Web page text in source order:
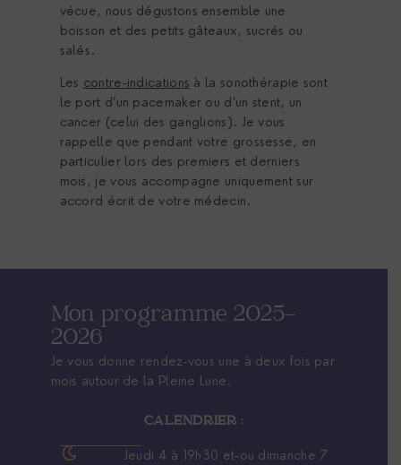
vécue, nous dégustons ensemble une
boisson et des petits gâteaux, sucrés ou
salés.
Les contre-indications à la sonothérapie sont
le port d’un pacemaker ou d’un stent, un
cancer (celui des ganglions). Je vous
rappelle que pendant votre grossesse, en
particulier lors des premiers et derniers
mois, je vous accompagne uniquement sur
accord écrit de votre médecin.
Mon programme 2025-
2026
Je vous donne rendez-vous une à deux fois par
mois autour de la Pleine Lune.
CALENDRIER :
Jeudi 4 à 19h30 et-ou dimanche 7